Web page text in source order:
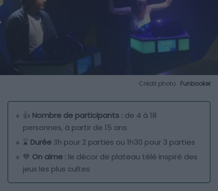
Crédit photo : Funbooker
👍 Nombre de participants : de 4 à 18
personnes, à partir de 15 ans
⌛ Durée :1h pour 2 parties ou 1h30 pour 3 parties
💙 On aime : le décor de plateau télé inspiré des
jeux les plus cultes